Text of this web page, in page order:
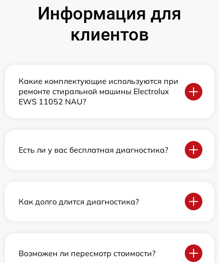
Информация для
клиентов
Какие комплектующие используются при
ремонте стиральной машины Electrolux
EWS 11052 NAU?
Есть ли у вас бесплатная диагностика?
Как долго длится диагностика?
Возможен ли пересмотр стоимости?